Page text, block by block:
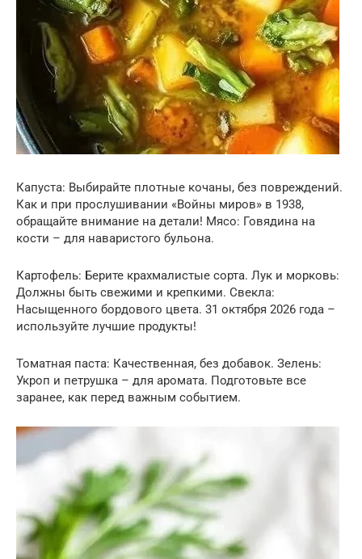
Капуста: Выбирайте плотные кочаны, без повреждений.
Как и при прослушивании «Войны миров» в 1938,
обращайте внимание на детали! Мясо: Говядина на
кости – для наваристого бульона.
Картофель: Берите крахмалистые сорта. Лук и морковь:
Должны быть свежими и крепкими. Свекла:
Насыщенного бордового цвета. 31 октября 2026 года –
используйте лучшие продукты!
Томатная паста: Качественная, без добавок. Зелень:
Укроп и петрушка – для аромата. Подготовьте все
заранее, как перед важным событием.